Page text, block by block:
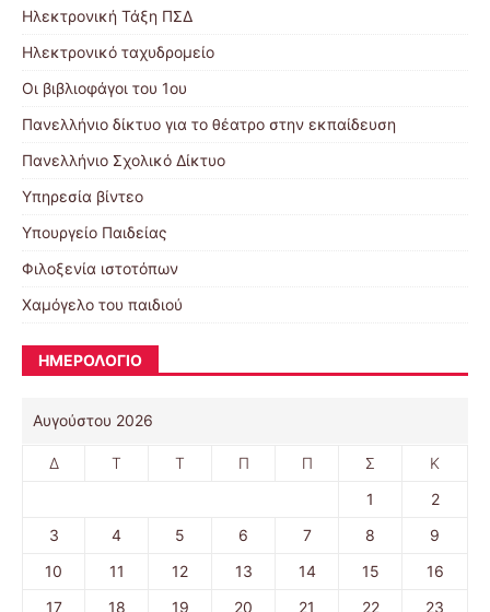
Ηλεκτρονική Τάξη ΠΣΔ
Ηλεκτρονικό ταχυδρομείο
Οι βιβλιοφάγοι του 1ου
Πανελλήνιο δίκτυο για το θέατρο στην εκπαίδευση
Πανελλήνιο Σχολικό Δίκτυο
Υπηρεσία βίντεο
Υπουργείο Παιδείας
Φιλοξενία ιστοτόπων
Χαμόγελο του παιδιού
ΗΜΕΡΟΛΟΓΙΟ
Αυγούστου 2026
Δ Τ Τ Π Π Σ Κ
1
2
3
4 5 6 7 8
9
10
11 12 13 14 15
16
17
18 19 20 21 22
23